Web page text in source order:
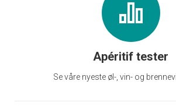
Apéritif tester
Se våre nyeste øl-, vin- og